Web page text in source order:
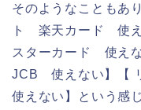
そのようなこともあ
ト 楽天カード 使
スターカード 使え
JCB 使えない】【
使えない】という感